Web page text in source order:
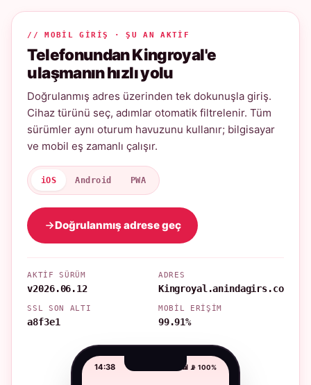
// MOBIL GIRIŞ · ŞU AN AKTIF
Telefonundan Kingroyal'e
ulaşmanın hızlı yolu
Doğrulanmış adres üzerinden tek dokunuşla giriş.
Cihaz türünü seç, adımlar otomatik filtrelenir. Tüm
sürümler aynı oturum havuzunu kullanır; bilgisayar
ve mobil eş zamanlı çalışır.
iOS Android PWA
Doğrulanmış adrese geç
AKTIF SÜRÜM
v2026.06.12
ADRES
Kingroyal.anindagirs.co
SSL SON ALTI
a8f3e1
MOBIL ERIŞIM
99.91%
14:38 📶 📡 100%